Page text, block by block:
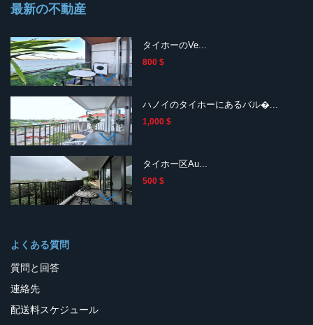
最新の不動産
タイホーのVe...
800 $
ハノイのタイホーにあるバル�...
1,000 $
タイホー区Au...
500 $
よくある質問
質問と回答
連絡先
配送料スケジュール